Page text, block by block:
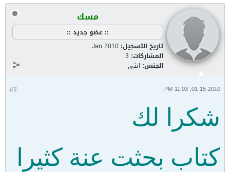
مسك
:: عضو جديد ::
تاريخ التسجيل: Jan 2010
المشاركات: 3
الجنس: انثى
#2 01-15-2010, 11:03 PM
شكرا لك
كتاب بحثت عنة كثيرا